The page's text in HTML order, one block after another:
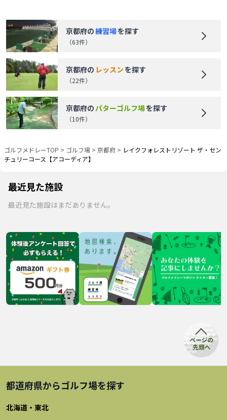
京都府の練習場を探す
（63件）
京都府の レッスンを探す
（22件）
京都府の パターゴルフ場を探す
（10件）
ゴルフメドレーTOP > ゴルフ場 > 京都府 > レイクフォレストリゾート ザ・セン
チュリーコース【アコーディア】
最近見た施設
最近見た施設はまだありません。
都道府県からゴルフ場を探す
北海道・東北